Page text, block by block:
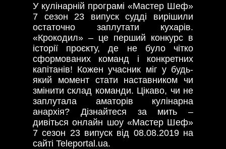
У кулінарній програмі «Мастер Шеф»
7 сезон 23 випуск судді вирішили
остаточно заплутати кухарів.
«Крокодил» – це перший конкурс в
історії проєкту, де не було чітко
сформованих команд і конкретних
капітанів! Кожен учасник міг у будь-
який момент стати наставником чи
змінити склад команди. Цікаво, чи не
заплутала аматорів кулінарна
анархія? Дізнайтеся за мить –
дивіться онлайн шоу «Мастер Шеф»
7 сезон 23 випуск від 08.08.2019 на
сайті Teleportal.ua.